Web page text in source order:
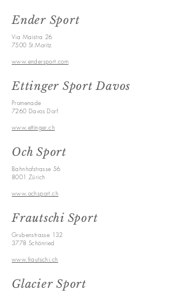
Och Sport
Bahnhofstrasse 56
8001 Zürich
www.ochsport.ch
Ettinger Sport Davos
Promenade
7260 Davos Dorf
www.ettinger.ch
Frautschi Sport
Grubenstrasse 132
3778 Schönried
www.frautschi.ch
GlacierSport
Ender Sport
Via Maistra 26
7500 St.Moritz
www.endersport.com